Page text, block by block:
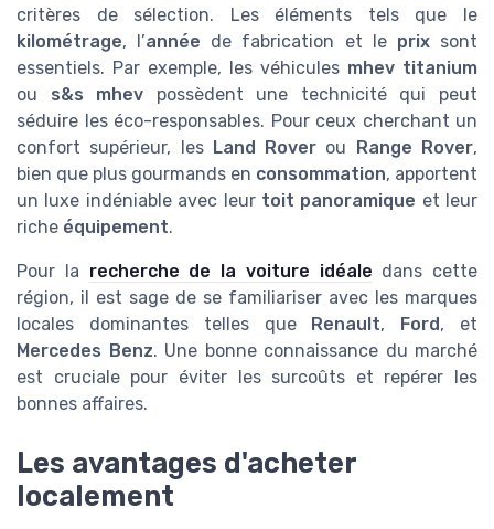
critères de sélection. Les éléments tels que le
kilométrage, l’année de fabrication et le prixsont
essentiels. Par exemple, les véhicules mhev titanium
ou s&s mhev possèdent une technicité qui peut
séduire les éco-responsables. Pour ceux cherchant un
confort supérieur, les Land Rover ou Range Rover,
bien que plus gourmands en consommation, apportent
un luxe indéniable avec leur toit panoramique et leur
riche équipement.
Pour la recherche de la voiture idéale dans cette
région, il est sage de se familiariser avec les marques
locales dominantes telles que Renault, Ford, et
Mercedes Benz. Une bonne connaissance du marché
est cruciale pour éviter les surcoûts et repérer les
bonnes affaires.
Les avantages d'acheter
localement